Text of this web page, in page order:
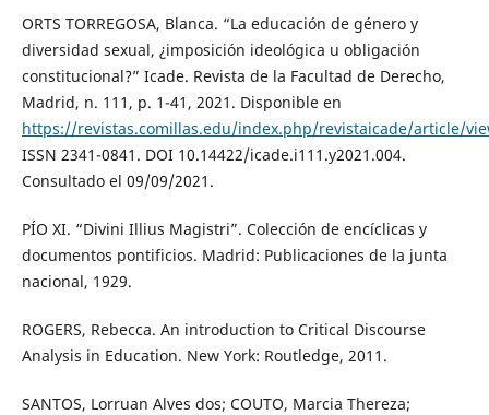
ORTS TORREGOSA, Blanca. “La educación de género y
diversidad sexual, ¿imposición ideológica u obligación
constitucional?” Icade. Revista de la Facultad de Derecho,
Madrid, n. 111, p. 1-41, 2021. Disponible en
https://revistas.comillas.edu/index.php/revistaicade/article/
ISSN 2341-0841. DOI 10.14422/icade.i111.y2021.004.
Consultado el 09/09/2021.
PÍO XI. “Divini Illius Magistri”. Colección de encíclicas y
documentos pontificios. Madrid: Publicaciones de la junta
nacional, 1929.
ROGERS, Rebecca. An introduction to Critical Discourse
Analysis in Education. New York: Routledge, 2011.
SANTOS, Lorruan Alves dos; COUTO, Marcia Thereza;